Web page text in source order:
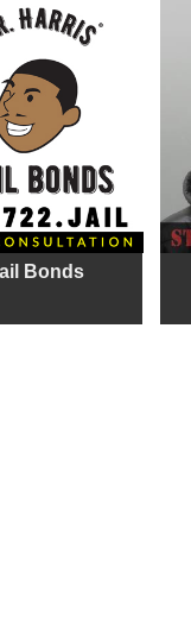
Bonds